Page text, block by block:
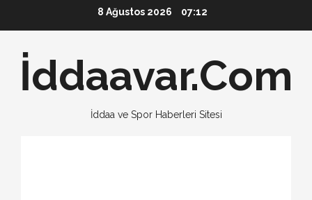
8 Ağustos 2026 07:12
İddaavar.Com
İddaa ve Spor Haberleri Sitesi